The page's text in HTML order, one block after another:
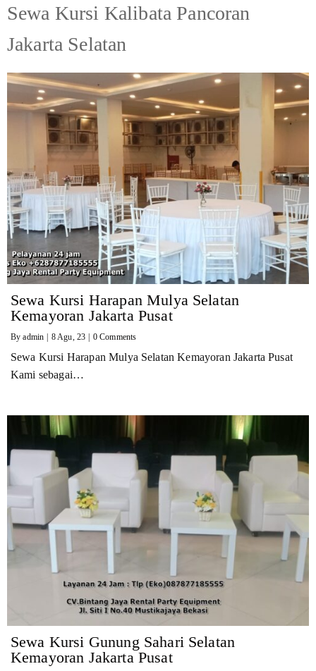
Sewa Kursi Kalibata Pancoran
Jakarta Selatan
Sewa Kursi Harapan Mulya Selatan
Kemayoran Jakarta Pusat
Byadmin | 8 Agu, 23 | 0 Comments
Sewa Kursi Harapan Mulya Selatan Kemayoran Jakarta Pusat
Kami sebagai…
Sewa Kursi Gunung Sahari Selatan
Kemayoran Jakarta Pusat